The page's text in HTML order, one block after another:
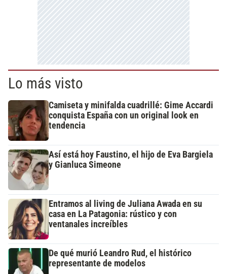
Lo más visto
Camiseta y minifalda cuadrillé: Gime Accardi
conquista España con un original look en
tendencia
Así está hoy Faustino, el hijo de Eva Bargiela
y Gianluca Simeone
Entramos al living de Juliana Awada en su
casa en La Patagonia: rústico y con
ventanales increíbles
De qué murió Leandro Rud, el histórico
representante de modelos